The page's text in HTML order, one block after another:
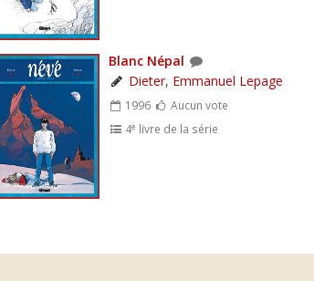
Blanc Népal
Dieter, Emmanuel Lepage
1996
Aucun vote
4e livre de la série